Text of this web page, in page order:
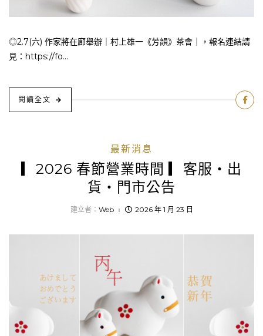
◎2.7(六) 作家將在廊舉辦｜村上雄一《芳韻》茶會｜，報名連結請
見：https://fo...
閱讀全文
最新消息
▎2026 春節營業時間 ▎客服・出
貨・門市公告
建立者： Web 2026 年 1 月 23 日